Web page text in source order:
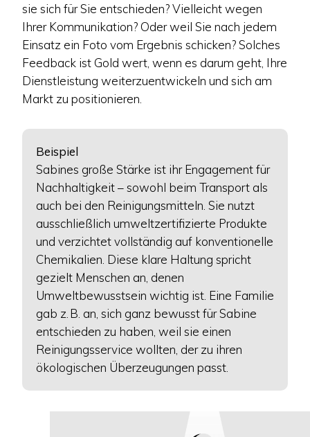
sie sich für Sie entschieden? Vielleicht wegen
Ihrer Kommunikation? Oder weil Sie nach jedem
Einsatz ein Foto vom Ergebnis schicken? Solches
Feedback ist Gold wert, wenn es darum geht, Ihre
Dienstleistung weiterzuentwickeln und sich am
Markt zu positionieren.
Beispiel
Sabines große Stärke ist ihr Engagement für
Nachhaltigkeit – sowohl beim Transport als
auch bei den Reinigungsmitteln. Sie nutzt
ausschließlich umweltzertifizierte Produkte
und verzichtet vollständig auf konventionelle
Chemikalien. Diese klare Haltung spricht
gezielt Menschen an, denen
Umweltbewusstsein wichtig ist. Eine Familie
gab z. B. an, sich ganz bewusst für Sabine
entschieden zu haben, weil sie einen
Reinigungsservice wollten, der zu ihren
ökologischen Überzeugungen passt.